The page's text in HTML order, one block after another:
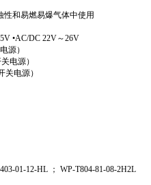
和易燃易爆气体中使用
DC 22V～26V
源）
源）
源）
01-12-HL ； WP-T804-81-08-2H2L